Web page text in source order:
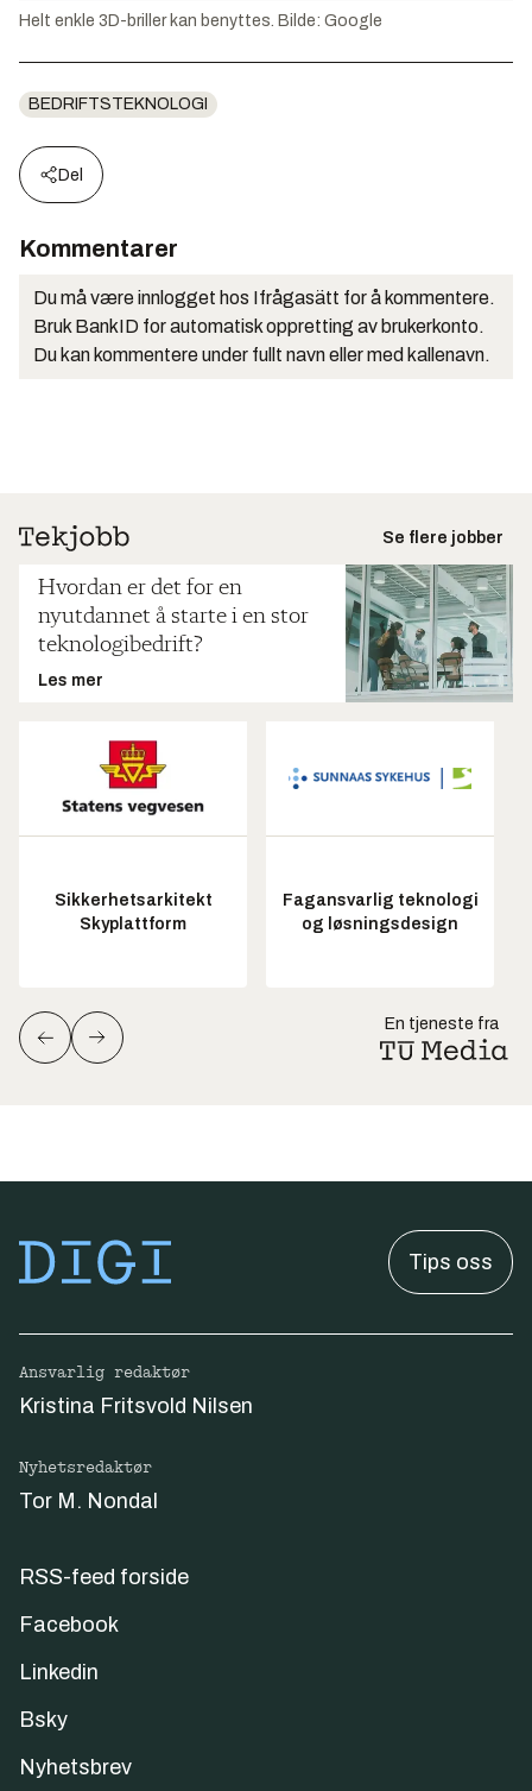
Helt enkle 3D-briller kan benyttes. Bilde: Google
BEDRIFTSTEKNOLOGI
Del
Kommentarer
Du må være innlogget hos Ifrågasätt for å kommentere.
Bruk BankID for automatisk oppretting av brukerkonto.
Du kan kommentere under fullt navn eller med kallenavn.
Se flere jobber
Hvordan er det for en
nyutdannet å starte i en stor
teknologibedrift?
Les mer
Sikkerhetsarkitekt
Skyplattform
Fagansvarlig teknologi
og løsningsdesign
En tjeneste fra
Tips oss
Ansvarlig redaktør
Kristina Fritsvold Nilsen
Nyhetsredaktør
Tor M. Nondal
RSS-feed forside
Facebook
Linkedin
Bsky
Nyhetsbrev